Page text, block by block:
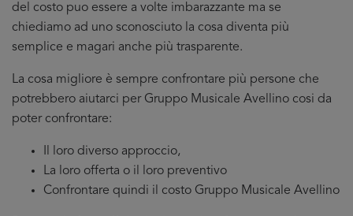
del costo puo essere a volte imbarazzante ma se
chiediamo ad uno sconosciuto la cosa diventa più
semplice e magari anche più trasparente.
La cosa migliore è sempre confrontare più persone che
potrebbero aiutarci per Gruppo Musicale Avellino cosi da
poter confrontare:
Il loro diverso approccio,
La loro offerta o il loro preventivo
Confrontare quindi il costo Gruppo Musicale Avellino